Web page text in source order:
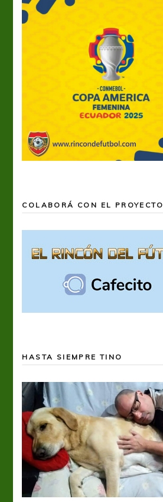
COLABORÁ CON EL PROYECTO
HASTA SIEMPRE TINO